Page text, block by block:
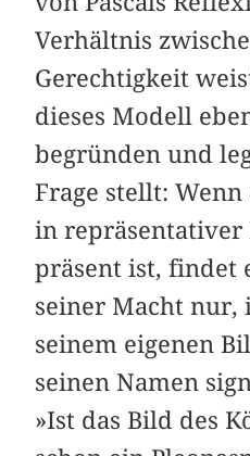
Verhältnis
Gerechtigkeit
dieses Modell
begründen und
Frage stellt:
in repräsentativer
präsent ist, findet
seiner Macht nur,
seinem eigenen
seinen Namen
»Ist das Bild des